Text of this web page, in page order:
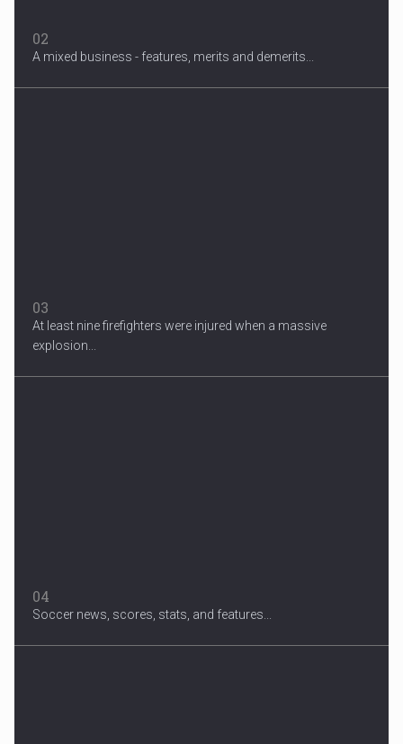
02
A mixed business - features, merits and demerits...
03
At least nine firefighters were injured when a massive
explosion...
04
Soccer news, scores, stats, and features...